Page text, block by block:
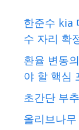
한준수 kia
수 자리 확
환율 변동
야 할 핵심
초간단 부
올리브나